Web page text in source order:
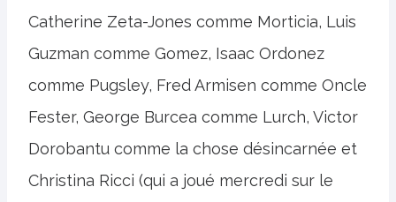
Catherine Zeta-Jones comme Morticia, Luis
Guzman comme Gomez, Isaac Ordonez
comme Pugsley, Fred Armisen comme Oncle
Fester, George Burcea comme Lurch, Victor
Dorobantu comme la chose désincarnée et
Christina Ricci (qui a joué mercredi sur le